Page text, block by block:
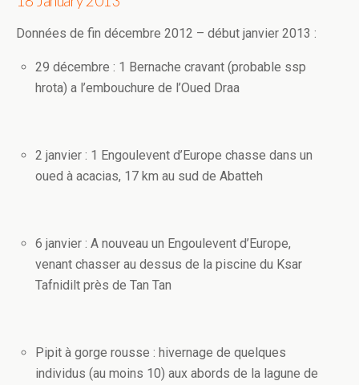
Données de fin décembre 2012 – début janvier 2013 :
29 décembre : 1 Bernache cravant (probable ssp
hrota) a l’embouchure de l’Oued Draa
2 janvier : 1 Engoulevent d’Europe chasse dans un
oued à acacias, 17 km au sud de Abatteh
6 janvier : A nouveau un Engoulevent d’Europe,
venant chasser au dessus de la piscine du Ksar
Tafnidilt près de Tan Tan
Pipit à gorge rousse : hivernage de quelques
individus (au moins 10) aux abords de la lagune de